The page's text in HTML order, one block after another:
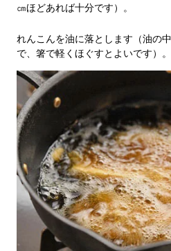
㎝ほどあれば十分です）。
れんこんを油に落とします（油の
で、箸で軽くほぐすとよいです）。